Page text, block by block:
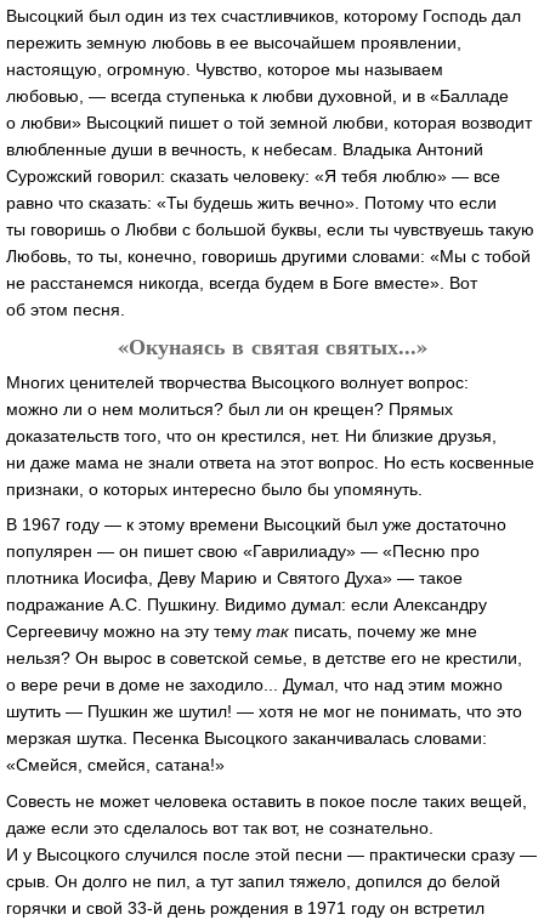
Высоцкий был один из тех счастливчиков, которому Господь дал
пережить земную любовь в ее высочайшем проявлении,
настоящую, огромную. Чувство, которое мы называем
любовью, — всегда ступенька к любви духовной, и в «Балладе
о любви» Высоцкий пишет о той земной любви, которая возводит
влюбленные души в вечность, к небесам. Владыка Антоний
Сурожский говорил: сказать человеку: «Я тебя люблю» — все
равно что сказать: «Ты будешь жить вечно». Потому что если
ты говоришь о Любви с большой буквы, если ты чувствуешь такую
Любовь, то ты, конечно, говоришь другими словами: «Мы с тобой
не расстанемся никогда, всегда будем в Боге вместе». Вот
об этом песня.
«Окунаясь в святая святых...»
Многих ценителей творчества Высоцкого волнует вопрос:
можно ли о нем молиться? был ли он крещен? Прямых
доказательств того, что он крестился, нет. Ни близкие друзья,
ни даже мама не знали ответа на этот вопрос. Но есть косвенные
признаки, о которых интересно было бы упомянуть.
В 1967 году — к этому времени Высоцкий был уже достаточно
популярен — он пишет свою «Гаврилиаду» — «Песню про
плотника Иосифа, Деву Марию и Святого Духа» — такое
подражание А.С. Пушкину. Видимо думал: если Александру
Сергеевичу можно на эту тему так писать, почему же мне
нельзя? Он вырос в советской семье, в детстве его не крестили,
о вере речи в доме не заходило... Думал, что над этим можно
шутить — Пушкин же шутил! — хотя не мог не понимать, что это
мерзкая шутка. Песенка Высоцкого заканчивалась словами:
«Смейся, смейся, сатана!»
Совесть не может человека оставить в покое после таких вещей,
даже если это сделалось вот так вот, не сознательно.
И у Высоцкого случился после этой песни — практически сразу —
срыв. Он долго не пил, а тут запил тяжело, допился до белой
горячки и свой 33-й день рождения в 1971 году он встретил